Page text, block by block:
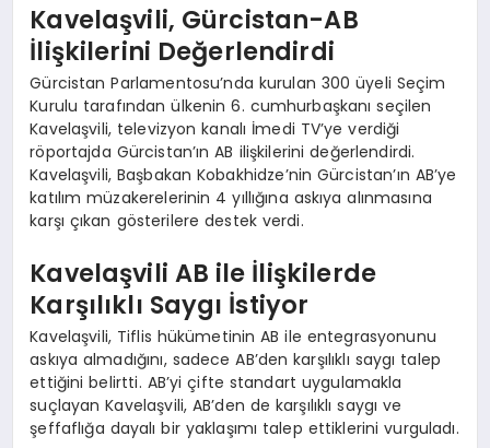
SPOR
YAŞAM
DIĞER
Kavelaşvili, Gürcistan-AB
İlişkilerini Değerlendirdi
Gürcistan Parlamentosu’nda kurulan 300 üyeli Seçim
Kurulu tarafından ülkenin 6. cumhurbaşkanı seçilen
Kavelaşvili, televizyon kanalı İmedi TV’ye verdiği
röportajda Gürcistan’ın AB ilişkilerini değerlendirdi.
Kavelaşvili, Başbakan Kobakhidze’nin Gürcistan’ın AB’ye
katılım müzakerelerinin 4 yıllığına askıya alınmasına
karşı çıkan gösterilere destek verdi.
Kavelaşvili AB ile İlişkilerde
Karşılıklı Saygı İstiyor
Kavelaşvili, Tiflis hükümetinin AB ile entegrasyonunu
askıya almadığını, sadece AB’den karşılıklı saygı talep
ettiğini belirtti. AB’yi çifte standart uygulamakla
suçlayan Kavelaşvili, AB’den de karşılıklı saygı ve
şeffaflığa dayalı bir yaklaşımı talep ettiklerini vurguladı.